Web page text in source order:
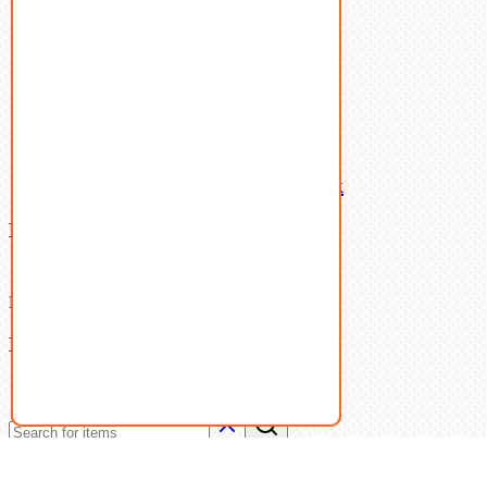
Латунный и бронзовый крепеж
Ваша корзина
В корзине нет товаров.
Поиск